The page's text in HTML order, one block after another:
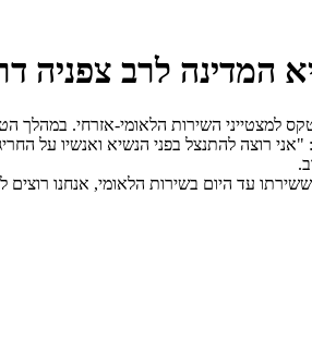
המדינה לרב צפניה
למצטייני השירות הלאומי-אזרחי. במהלך
עד היום בשירות הלאומי, אנחנו רוצים